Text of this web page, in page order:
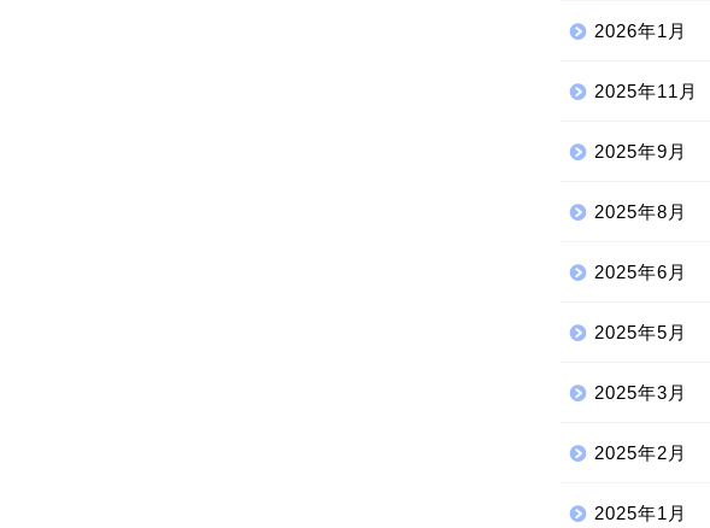
2026年1月
2025年11月
2025年9月
2025年8月
2025年6月
2025年5月
2025年3月
2025年2月
2025年1月